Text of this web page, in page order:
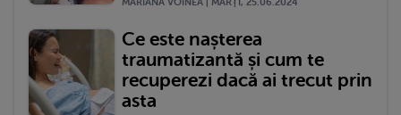
Ce este nașterea
traumatizantă și cum te
recuperezi dacă ai trecut prin
asta